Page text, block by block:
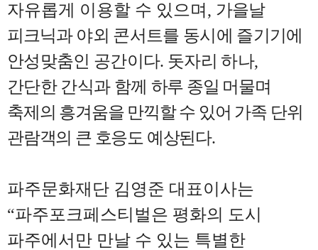
자유롭게 이용할 수 있으며 , 가을날
피크닉과 야외 콘서트를 동시에 즐기기에
안성맞춤인 공간이다. 돗자리 하나,
간단한 간식과 함께 하루 종일 머물며
축제의 흥겨움을 만끽할 수 있어 가족 단위
관람객의 큰 호응도 예상된다.
파주문화재단 김영준 대표이사는
“파주포크페스티벌은 평화의 도시
파주에서만 만날 수 있는 특별한